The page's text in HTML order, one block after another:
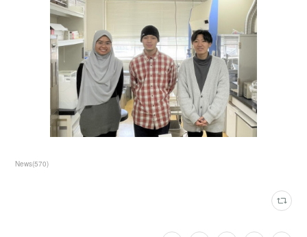
News(570)